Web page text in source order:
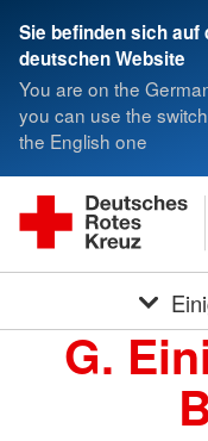
Sie befinden sich auf
deutschen Website
You are on the
you can use the
the English one
G.